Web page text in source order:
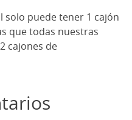
solo puede tener 1 cajón
que todas nuestras
cajones de